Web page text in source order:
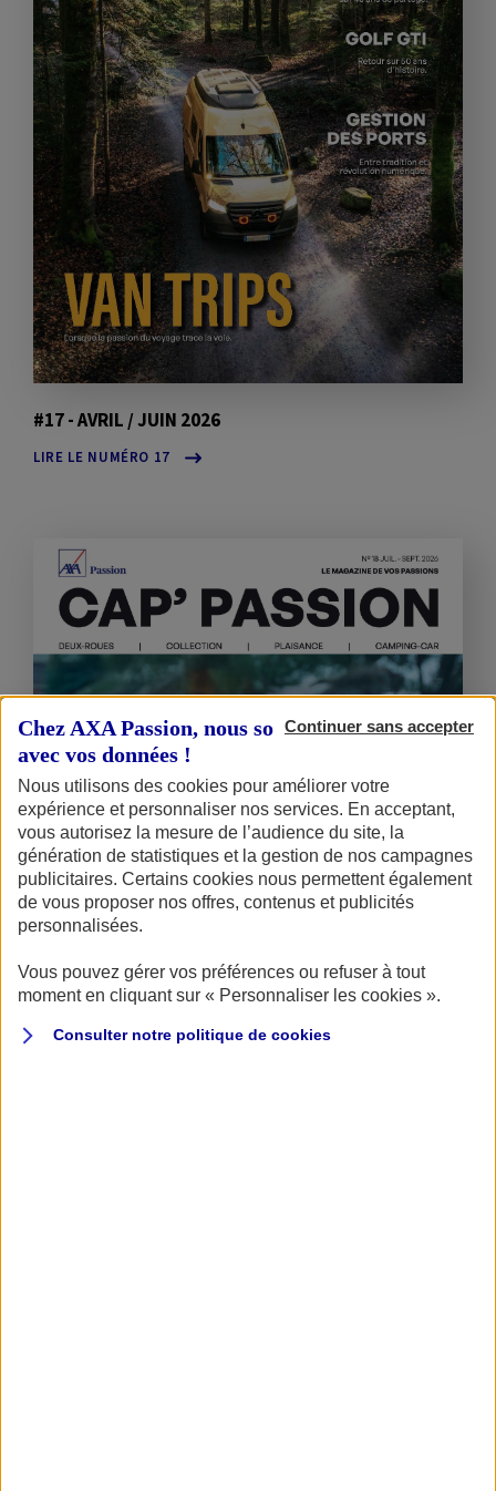
Continuer sans accepter
Chez AXA Passion, nous sommes transparents
avec vos données !
Nous utilisons des cookies pour améliorer votre
expérience et personnaliser nos services. En acceptant,
vous autorisez la mesure de l’audience du site, la
génération de statistiques et la gestion de nos campagnes
publicitaires. Certains cookies nous permettent également
de vous proposer nos offres, contenus et publicités
personnalisées.
Vous pouvez gérer vos préférences ou refuser à tout
moment en cliquant sur « Personnaliser les cookies ».
Consulter notre politique de cookies
#17 - AVRIL / JUIN 2026
LIRE LE NUMÉRO 17